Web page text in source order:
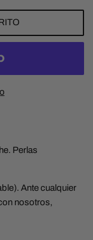
Perlas
Ante cualquier
nosotros,